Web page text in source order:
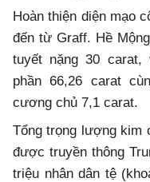
Hoàn thiện diện mạo
đến từ Graff. Hề
tuyết nặng 30
phần 66,26 carat
cương chủ 7,1 carat.
Tổng trọng lượng
được truyền thông
triệu nhân dân tệ